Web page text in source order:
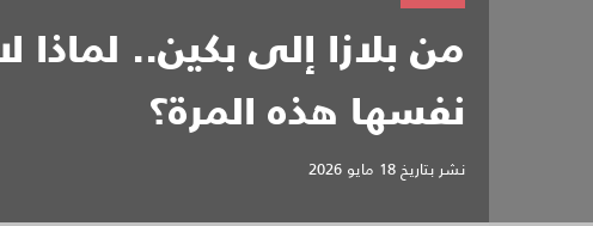
من بلازا إلى بكين.. لماذا
نفسها هذه المرة؟
نشر بتاريخ18 مايو 2026